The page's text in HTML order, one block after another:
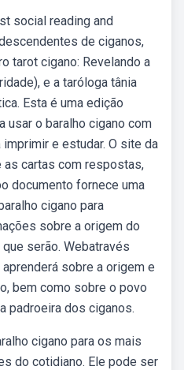
social reading and
de ciganos,
tarot cigano: Revelando a
e a taróloga tânia
Esta é uma edição
usar o baralho cigano com
e estudar. O site da
cartas com respostas,
documento fornece uma
cigano para
sobre a origem do
serão. Webatravés
sobre a origem e
bem como sobre o povo
padroeira dos ciganos.
cigano para os mais
do cotidiano. Ele pode ser